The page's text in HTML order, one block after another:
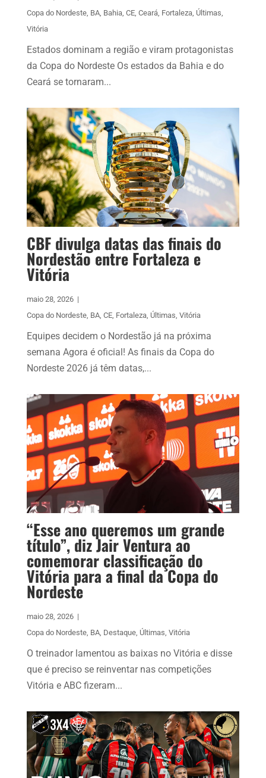
Copa do Nordeste, BA, Bahia, CE, Ceará, Fortaleza, Últimas,
Vitória
Estados dominam a região e viram protagonistas
da Copa do Nordeste Os estados da Bahia e do
Ceará se tornaram...
CBF divulga datas das finais do
Nordestão entre Fortaleza e
Vitória
maio 28, 2026 |
Copa do Nordeste, BA, CE, Fortaleza, Últimas, Vitória
Equipes decidem o Nordestão já na próxima
semana Agora é oficial! As finais da Copa do
Nordeste 2026 já têm datas,...
“Esse ano queremos um grande
título”, diz Jair Ventura ao
comemorar classificação do
Vitória para a final da Copa do
Nordeste
maio 28, 2026 |
Copa do Nordeste, BA, Destaque, Últimas, Vitória
O treinador lamentou as baixas no Vitória e disse
que é preciso se reinventar nas competições
Vitória e ABC fizeram...